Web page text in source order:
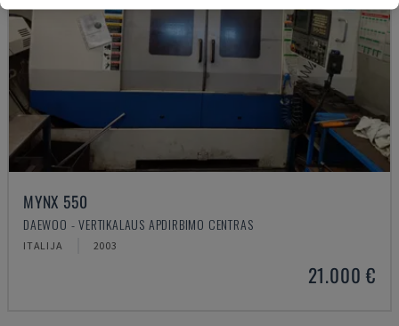
MYNX 550
DAEWOO - VERTIKALAUS APDIRBIMO CENTRAS
ITALIJA 2003
21.000 €